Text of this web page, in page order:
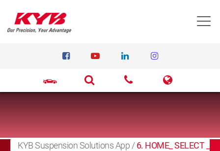
KYB Suspension Solutions App /6. HOME_ SELECT _